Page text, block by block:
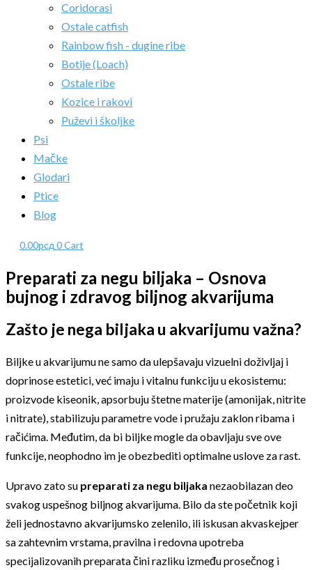
Coridorasi
Ostale catfish
Rainbow fish - dugine ribe
Botije (Loach)
Ostale ribe
Kozice i rakovi
Puževi i školjke
Psi
Mačke
Glodari
Ptice
Blog
0.00рсд 0Cart
Preparati za negu biljaka – Osnova
bujnog i zdravog biljnog akvarijuma
Zašto je nega biljaka u akvarijumu važna?
Biljke u akvarijumu ne samo da ulepšavaju vizuelni doživljaj i
doprinose estetici, već imaju i vitalnu funkciju u ekosistemu:
proizvode kiseonik, apsorbuju štetne materije (amonijak, nitrite
i nitrate), stabilizuju parametre vode i pružaju zaklon ribama i
račićima. Međutim, da bi biljke mogle da obavljaju sve ove
funkcije, neophodno im je obezbediti optimalne uslove za rast.
Upravo zato su preparati za negu biljaka nezaobilazan deo
svakog uspešnog biljnog akvarijuma. Bilo da ste početnik koji
želi jednostavno akvarijumsko zelenilo, ili iskusan akvaskejper
sa zahtevnim vrstama, pravilna i redovna upotreba
specijalizovanih preparata čini razliku između prosečnog i